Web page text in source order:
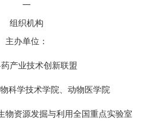
一
组织机构
主办单位：
药产业技术创新联盟
科学技术学院、动物医学院
物资源发掘与利用全国重点实验室